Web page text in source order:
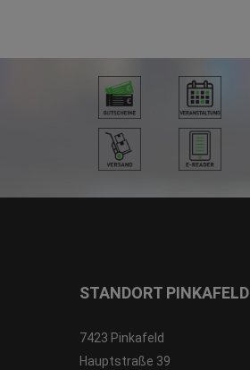
STANDORT PINKAFELD
7423 Pinkafeld
Hauptstraße 39